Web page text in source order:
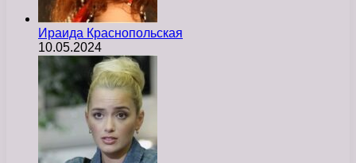
Ираида Краснопольская
10.05.2024